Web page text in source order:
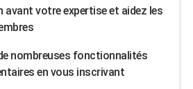
avant votre expertise et aidez les
nombreuses fonctionnalités
en vous inscrivant